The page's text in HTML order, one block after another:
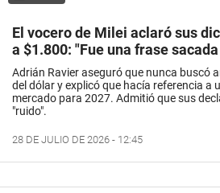
El vocero de Milei aclaró sus
a $1.800: "Fue una frase
Adrián Ravier aseguró que nunca buscó
del dólar y explicó que hacía referencia a
mercado para 2027. Admitió que sus
"ruido".
28 DE JULIO DE 2026 - 12:45